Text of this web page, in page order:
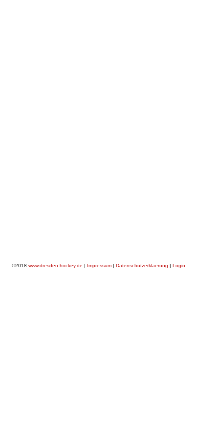
©2018 www.dresden-hockey.de | Impressum | Datenschutzerklaerung | Login